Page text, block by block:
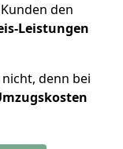
den
Leistungen
denn bei